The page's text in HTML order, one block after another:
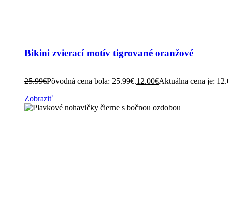
Bikini zvierací motív tigrované oranžové
25.99€Pôvodná cena bola: 25.99€.12.00€Aktuálna cena je:
Zobraziť